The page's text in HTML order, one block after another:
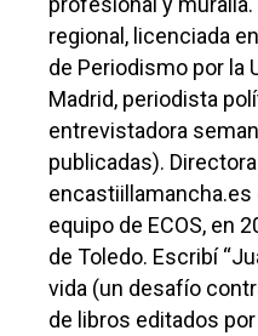
regional, licenciada
de Periodismo por la
Madrid, periodista
entrevistadora
publicadas).
equipo de ECOS, en
de Toledo. Escribí
vida (un desafío
de libros editados